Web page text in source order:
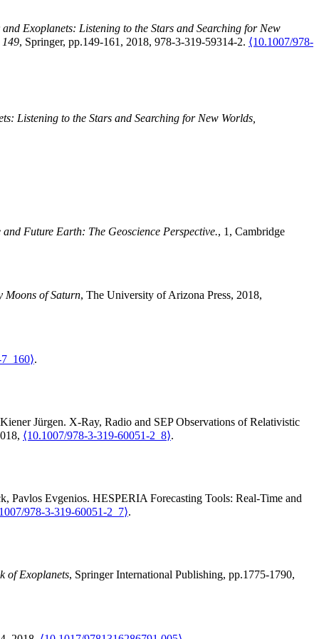
and Exoplanets: Listening to the Stars and Searching for New
149, Springer, pp.149-161, 2018, 978-3-319-59314-2. ⟨10.1007/978-
Listening to the Stars and Searching for New Worlds,
Future Earth: The Geoscience Perspective., 1, Cambridge
Moons of Saturn, The University of Arizona Press, 2018,
.
Kiener Jürgen. X-Ray, Radio and SEP Observations of Relativistic
⟨10.1007/978-3-319-60051-2_8⟩.
, Pavlos Evgenios. HESPERIA Forecasting Tools: Real-Time and
978-3-319-60051-2_7⟩.
of Exoplanets, Springer International Publishing, pp.1775-1790,